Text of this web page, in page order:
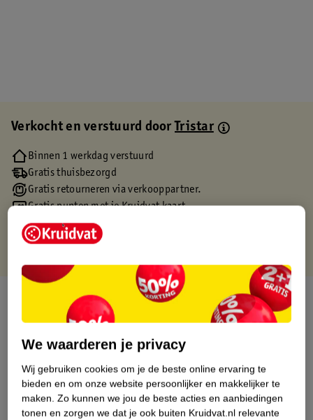
Verkocht en verstuurd doorTristar
Binnen 1 werkdag verstuurd
Gratis thuisbezorgd
Gratis retourneren via verkooppartner.
Gratis punten met je Kruidvat kaart
Over dit product
Etiketinformatie
Nature Impact Score
We waarderen je privacy
Wij gebruiken cookies om je de beste online ervaring te
bieden en om onze website persoonlijker en makkelijker te
maken. Zo kunnen we jou de beste acties en aanbiedingen
tonen en zorgen we dat je ook buiten Kruidvat.nl relevante